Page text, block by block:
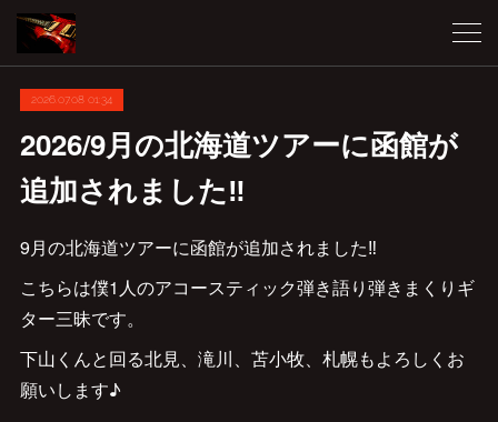
2026.07.08 01:34
2026/9月の北海道ツアーに函館が
追加されました‼︎
9月の北海道ツアーに函館が追加されました‼︎
こちらは僕1人のアコースティック弾き語り弾きまくりギ
ター三昧です。
下山くんと回る北見、滝川、苫小牧、札幌もよろしくお
願いします♪